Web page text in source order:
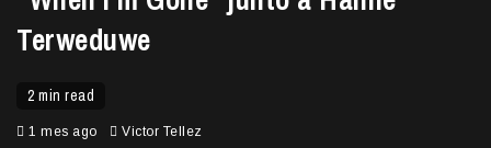
Terweduwe
2 min read
1 mes ago Victor Tellez